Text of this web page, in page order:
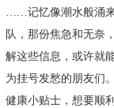
……记忆像潮水般涌
队，那份焦急和无奈
解这些信息，或许就
为挂号发愁的朋友们。
健康小贴士，想要顺